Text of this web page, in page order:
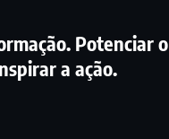
Potenciar o
a ação.